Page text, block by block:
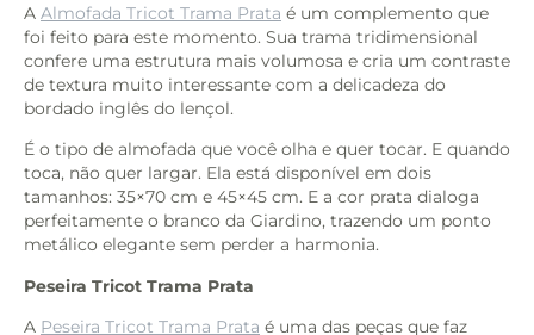
A Almofada Tricot Trama Prata é um complemento que
foi feito para este momento. Sua trama tridimensional
confere uma estrutura mais volumosa e cria um contraste
de textura muito interessante com a delicadeza do
bordado inglês do lençol.
É o tipo de almofada que você olha e quer tocar. E quando
toca, não quer largar. Ela está disponível em dois
tamanhos: 35×70 cm e 45×45 cm. E a cor prata dialoga
perfeitamente o branco da Giardino, trazendo um ponto
metálico elegante sem perder a harmonia.
Peseira Tricot Trama Prata
A Peseira Tricot Trama Prata é uma das peças que faz